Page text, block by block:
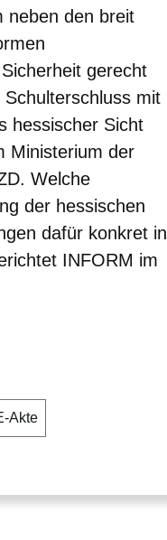
neben den breit
gerecht
mit
hessischer Sicht
Ministerium der
Welche
der hessischen
dafür konkret in
INFORM im
Akte